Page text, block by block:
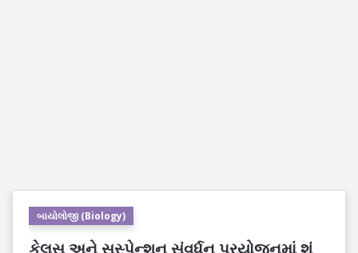
બાયોલોજી (Biology)
કેલસ અને સસ્પેન્શન સંવર્ધન પ્રયોજનમાં શું